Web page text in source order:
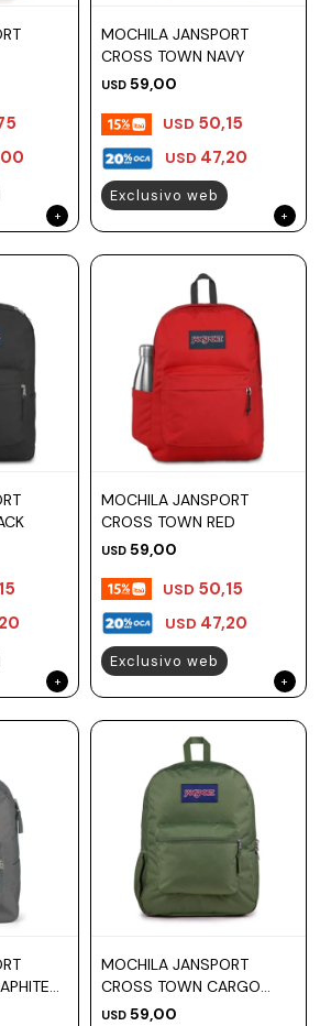
MOCHILA JANSPORT
CROSS TOWN NAVY
USD 59,00
USD 47,20
USD 50,15
Exclusivo web
MOCHILA JANSPORT
CROSS TOWN RED
USD 59,00
USD 47,20
USD 50,15
Exclusivo web
MOCHILA JANSPORT
CROSS TOWN CARGO
GREEN
USD 59,00